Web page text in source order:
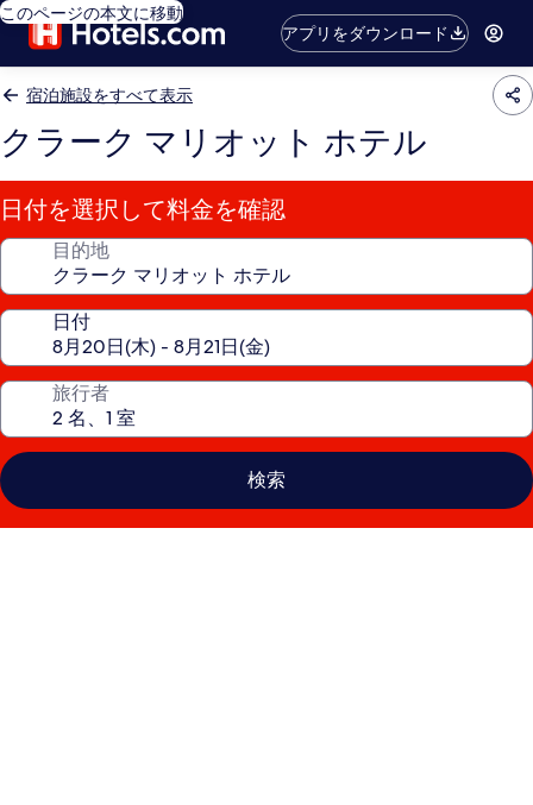
このページの本文に移動
アプリをダウンロード
宿泊施設をすべて表示
クラーク マリオット ホテル
日付を選択して料金を確認
目的地
日付
旅行者
検索